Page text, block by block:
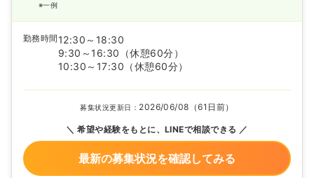
※一例
勤務時間 12:30～18:30
9:30～16:30
（休憩60分）
10:30～17:30 （休憩60分）
募集状況更新日： 2026/06/08（61日前）
希望や経験をもとに、LINEで相談できる
最新の募集状況を確認してみる